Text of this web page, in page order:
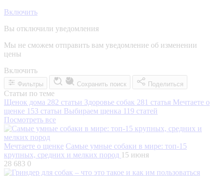
Включить
Вы отключили уведомления
Мы не сможем отправить вам уведомление об изменении
цены
Включить
Фильтры Сохранить поиск Поделиться
Статьи по теме
Щенок дома 282 статьи Здоровье собак 281 статья Мечтаете о
щенке 153 статьи Выбираем щенка 119 статей
Посмотреть все
Мечтаете о щенке Самые умные собаки в мире: топ-15
крупных, средних и мелких пород 15 июня
28 683 0